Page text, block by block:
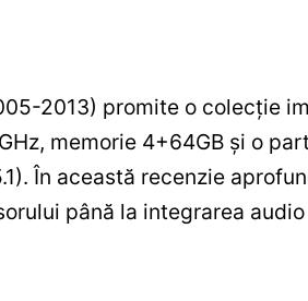
2013) promite o colecție
memorie 4+64GB și o
În această recenzie
până la integrarea